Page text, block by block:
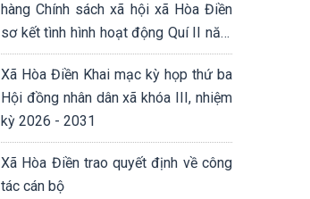
hàng Chính sách xã hội xã Hòa Điền
sơ kết tình hình hoạt động Quí II năm
2026
Xã Hòa Điền Khai mạc kỳ họp thứ ba
Hội đồng nhân dân xã khóa III, nhiệm
kỳ 2026 - 2031
Xã Hòa Điền trao quyết định về công
tác cán bộ